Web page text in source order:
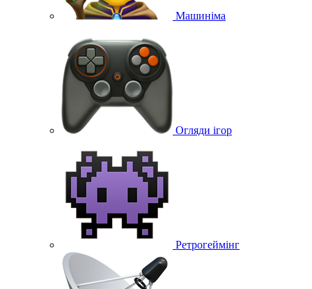
Машиніма
Огляди ігор
Ретрогеймінг